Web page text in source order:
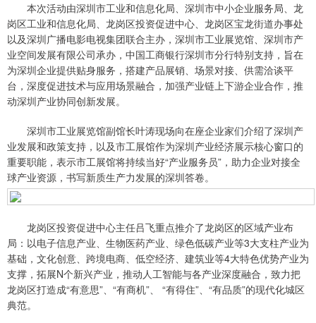
本次活动由深圳市工业和信息化局、深圳市中小企业服务局、龙
岗区工业和信息化局、龙岗区投资促进中心、龙岗区宝龙街道办事处
以及深圳广播电影电视集团联合主办，深圳市工业展览馆、深圳市产
业空间发展有限公司承办，中国工商银行深圳市分行特别支持，旨在
为深圳企业提供贴身服务，搭建产品展销、场景对接、供需洽谈平
台，深度促进技术与应用场景融合，加强产业链上下游企业合作，推
动深圳产业协同创新发展。
深圳市工业展览馆副馆长叶涛现场向在座企业家们介绍了深圳产
业发展和政策支持，以及市工展馆作为深圳产业经济展示核心窗口的
重要职能，表示市工展馆将持续当好“产业服务员”，助力企业对接全
球产业资源，书写新质生产力发展的深圳答卷。
龙岗区投资促进中心主任吕飞重点推介了龙岗区的区域产业布
局：以电子信息产业、生物医药产业、绿色低碳产业等3大支柱产业为
基础，文化创意、跨境电商、低空经济、建筑业等4大特色优势产业为
支撑，拓展N个新兴产业，推动人工智能与各产业深度融合，致力把
龙岗区打造成“有意思”、“有商机”、 “有得住”、“有品质”的现代化城区
典范。